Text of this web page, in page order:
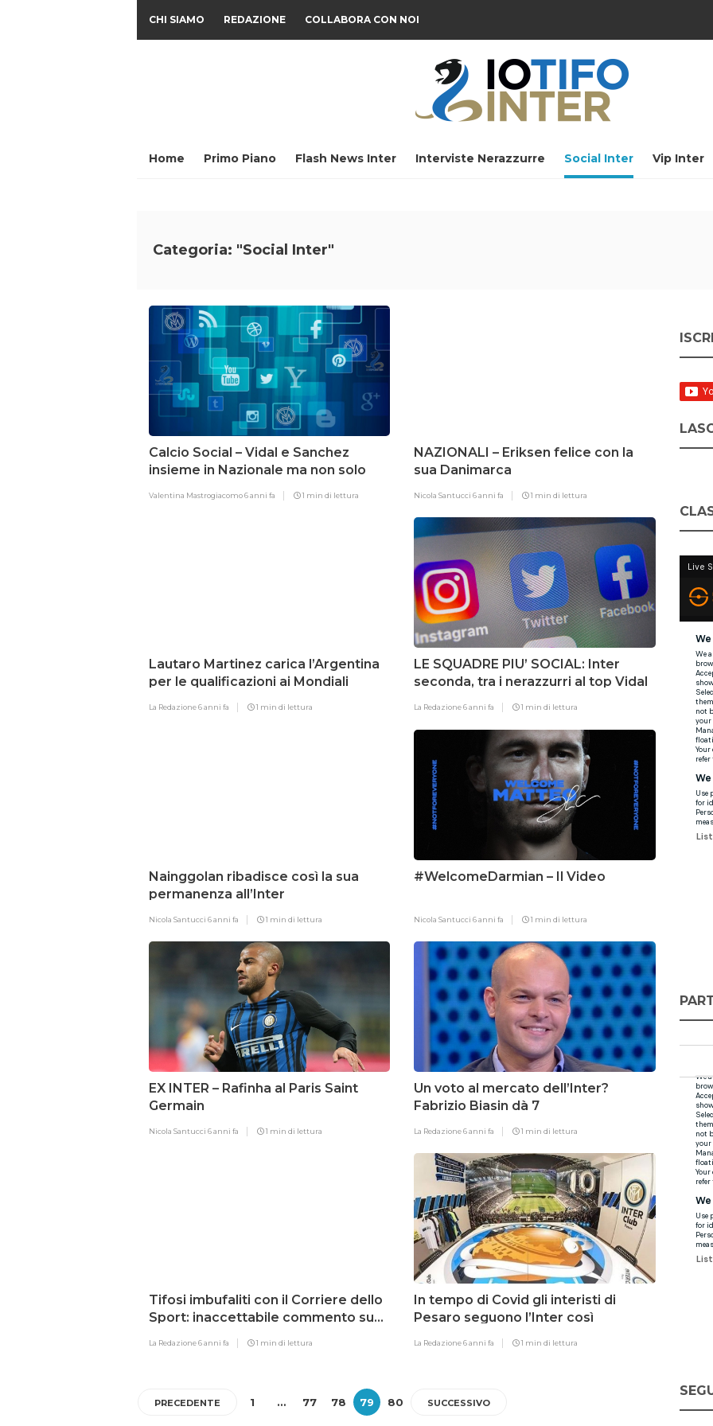
CHI SIAMO REDAZIONE COLLABORA CON NOI
Home Primo Piano Flash News Inter Interviste Nerazzurre Social Inter Vip Inter
Categoria: "Social Inter"
Calcio Social – Vidal e Sanchez
insieme in Nazionale ma non solo
Valentina Mastrogiacomo6 anni fa 1 min di lettura
NAZIONALI – Eriksen felice con la
sua Danimarca
Nicola Santucci6 anni fa 1 min di lettura
Lautaro Martinez carica l’Argentina
per le qualificazioni ai Mondiali
La Redazione6 anni fa 1 min di lettura
LE SQUADRE PIU’ SOCIAL: Inter
seconda, tra i nerazzurri al top Vidal
La Redazione6 anni fa 1 min di lettura
Nainggolan ribadisce così la sua
permanenza all’Inter
Nicola Santucci 6 anni fa 1 min di lettura
#WelcomeDarmian – Il Video
Nicola Santucci6 anni fa 1 min di lettura
EX INTER – Rafinha al Paris Saint
Germain
Nicola Santucci 6 anni fa 1 min di lettura
Un voto al mercato dell’Inter?
Fabrizio Biasin dà 7
La Redazione6 anni fa 1 min di lettura
Tifosi imbufaliti con il Corriere dello
Sport: inaccettabile commento su
La Redazione6 anni fa 1 min di lettura
In tempo di Covid gli interisti di
Pesaro seguono l’Inter così
La Redazione6 anni fa 1 min di lettura
PRECEDENTE 1 … 77 78 79 80 SUCCESSIVO